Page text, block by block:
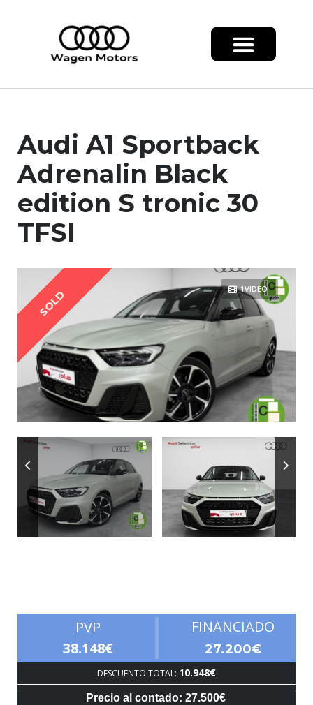
Audi A1 Sportback
Adrenalin Black
edition S tronic 30
TFSI
1VIDEO
SOLD
PVP
38.148€
FINANCIADO
27.200€
DESCUENTO TOTAL: 10.948€
Precio al contado: 27.500€